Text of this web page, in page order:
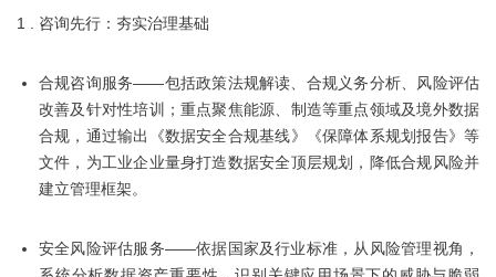
1 . 咨询先行：夯实治理基础
合规咨询服务——包括政策法规解读、合规义务分析、风险评估
改善及针对性培训；重点聚焦能源、制造等重点领域及境外数据
合规，通过输出《数据安全合规基线》《保障体系规划报告》等
文件，为工业企业量身打造数据安全顶层规划，降低合规风险并
建立管理框架。
安全风险评估服务——依据国家及行业标准，从风险管理视角，